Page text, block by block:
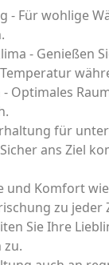
- Für wohlige
- Genießen
Optimales
für
ans Ziel
und Komfort
zu jeder
Sie Ihre
zu.